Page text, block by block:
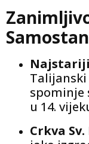
Najstariji
spominje
u 14.
Crkva